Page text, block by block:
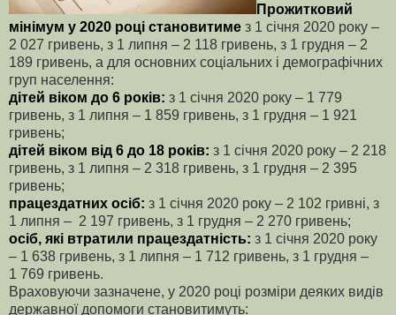
Прожитковий
мінімум у 2020 році становитиме з 1 січня 2020 року –
2 027 гривень, з 1 липня – 2 118 гривень, з 1 грудня – 2
189 гривень, а для основних соціальних і демографічних
груп населення:
дітей віком до 6 років: з 1 січня 2020 року – 1 779
гривень, з 1 липня – 1 859 гривень, з 1 грудня – 1 921
гривень;
дітей віком від 6 до 18 років: з 1 січня 2020 року – 2 218
гривень, з 1 липня – 2 318 гривень, з 1 грудня – 2 395
гривень;
працездатних осіб: з 1 січня 2020 року – 2 102 гривні, з
1 липня – 2 197 гривень, з 1 грудня – 2 270 гривень;
осіб, які втратили працездатність: з 1 січня 2020 року
– 1 638 гривень, з 1 липня – 1 712 гривень, з 1 грудня –
1 769 гривень.
Враховуючи зазначене, у 2020 році розміри деяких видів
державної допомоги становитимуть: